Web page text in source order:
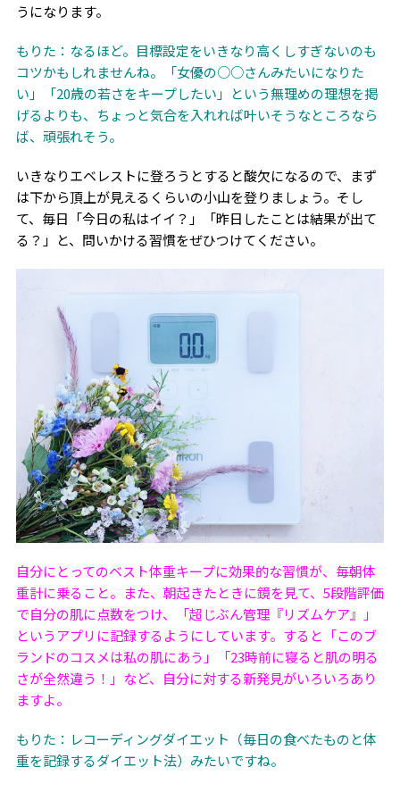
うになります。
もりた：なるほど。目標設定をいきなり高くしすぎないのも
コツかもしれませんね。「女優の○○さんみたいになりた
い」「20歳の若さをキープしたい」という無理めの理想を掲
げるよりも、ちょっと気合を入れれば叶いそうなところなら
ば、頑張れそう。
いきなりエベレストに登ろうとすると酸欠になるので、まず
は下から頂上が見えるくらいの小山を登りましょう。そし
て、毎日「今日の私はイイ？」「昨日したことは結果が出て
る？」と、問いかける習慣をぜひつけてください。
自分にとってのベスト体重キープに効果的な習慣が、毎朝体
重計に乗ること。また、朝起きたときに鏡を見て、 5段階評価
で自分の肌に点数をつけ、「超じぶん管理『リズムケア』」
というアプリに記録するようにしています。すると「このブ
ランドのコスメは私の肌にあう」「23時前に寝ると肌の明る
さが全然違う！」など、自分に対する新発見がいろいろあり
ますよ。
もりた：レコーディングダイエット（毎日の食べたものと体
重を記録するダイエット法）みたいですね。